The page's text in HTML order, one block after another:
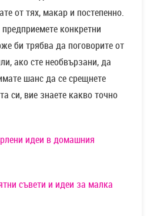
от тях, макар и постепенно.
конкретни
би трябва да поговорите от
ако сте необвързани, да
шанс да се срещнете
си, вие знаете какво точно
идеи в домашния
съвети и идеи за малка